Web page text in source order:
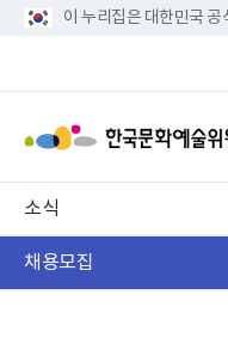
이 누리집은 대한민국
소식
채용모집